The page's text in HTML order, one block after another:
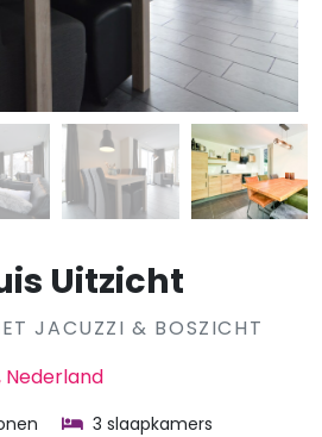
Uitzicht
JACUZZI & BOSZICHT
Nederland
3 slaapkamers